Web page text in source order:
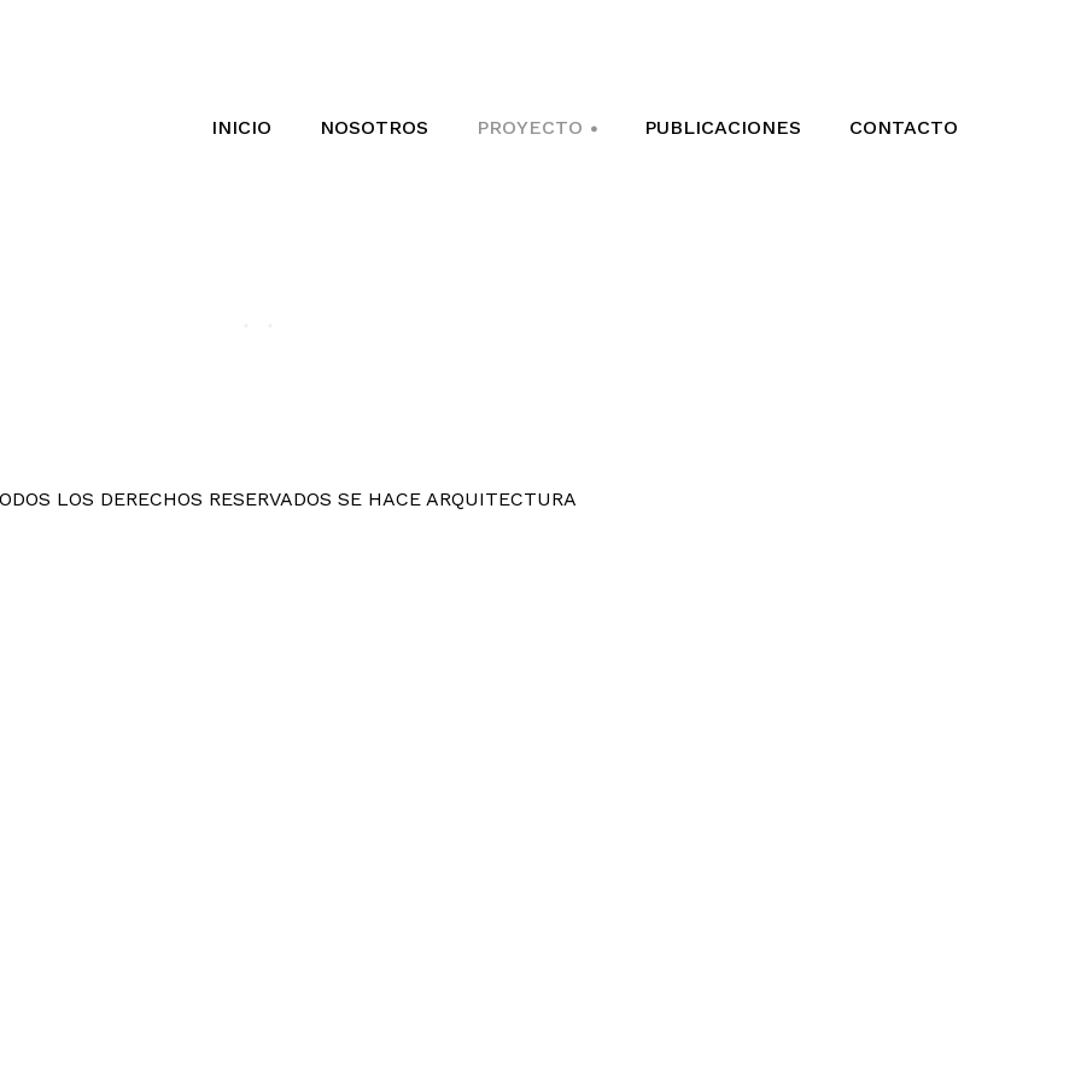
INICIO
NOSOTROS
PROYECTO PUBLICACIONES CONTACTO
LOS DERECHOS RESERVADOS SE HACE ARQUITECTURA